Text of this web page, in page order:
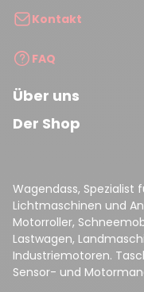
Kontakt
FAQ
Über uns
Der Shop
Wagendass, Spezialist
Lichtmaschinen und
Motorroller,
Lastwagen,
Industriemotoren.
Sensor- und